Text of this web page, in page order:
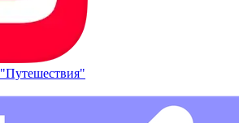
"Путешествия"